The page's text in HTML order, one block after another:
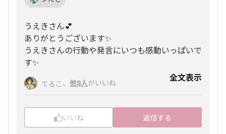
うえきさん💕
ありがとうございます✨
うえきさんの行動や発言にいつも感動いっぱいで
す✨
私、自分の変化に鈍感で💦実はこの写真撮るまで
あまり解らなかったんです😅💦
『私もそうかも！』
って気づくんです✨
てるこ 、 他8人がいいね 全文表示
いいね 返信する